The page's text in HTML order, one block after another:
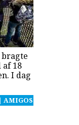
bragte
18
I dag
| AMIGOS